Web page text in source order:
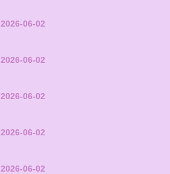
2026-06-02
2026-06-02
2026-06-02
2026-06-02
2026-06-02